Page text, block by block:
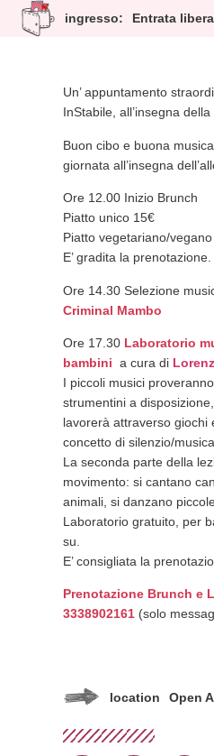
ingresso: Entrata libera
Un’ appuntamento
InStabile, all’insegna
Buon cibo e buona
giornata all’insegna
Ore 12.00 Inizio Brunch
Piatto unico 15€
Piatto vegetariano/
E’ gradita la prenotazione.
Ore 14.30 Selezione
Criminal Mambo
Ore 17.30 Laboratorio
bambini a cura di
I piccoli musici
strumentini a
lavorerà attraverso giochi
concetto di silenzio/
La seconda parte della
movimento: si cantano
animali, si danzano
Laboratorio gratuito, per
su.
E’ consigliata la
Prenotazione Brunch e
3338902161 (solo
location Open